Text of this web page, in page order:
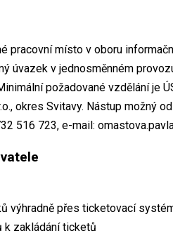
pracovní místo v oboru
úvazek v jednosměnném
požadované vzdělání je
okres Svitavy. Nástup možný
516 723, e-mail:
výhradně přes ticketovací
k zakládání ticketů